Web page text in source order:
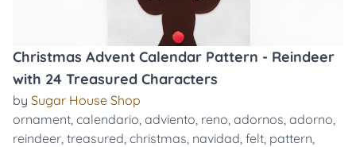
Christmas Advent Calendar Pattern - Reindeer
with 24 Treasured Characters
by Sugar House Shop
ornament, calendario, adviento, reno, adornos, adorno,
reindeer, treasured, christmas, navidad, felt, pattern,